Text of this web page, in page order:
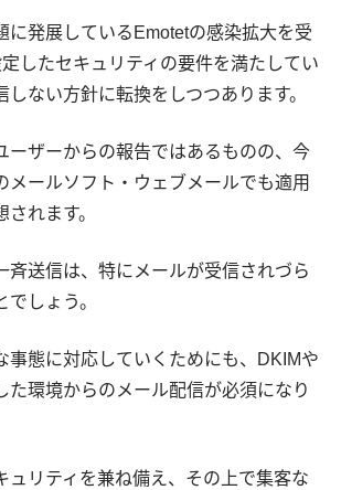
に発展しているEmotetの感染拡大を受
したセキュリティの要件を満たしてい
しない方針に転換をしつつあります。
ーザーからの報告ではあるものの、今
メールソフト・ウェブメールでも適用
れます。
斉送信は、特にメールが受信されづら
しょう。
事態に対応していくためにも、DKIMや
た環境からのメール配信が必須になり
ュリティを兼ね備え、その上で集客な